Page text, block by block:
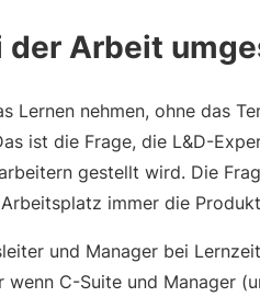
der Arbeit
Lernen nehmen, ohne das
ist die Frage, die L&D-
gestellt wird. Die
immer die
und Manager bei
wenn C-Suite und Manager